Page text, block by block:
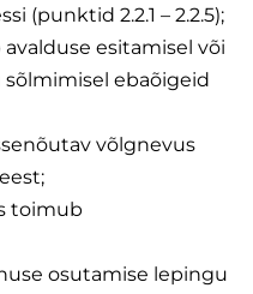
(punktid 2.2.1 – 2.2.5);
avalduse esitamisel või
ebaõigeid
võlgnevus
toimub
osutamise lepingu